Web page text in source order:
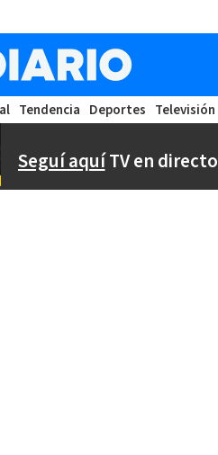
Tendencia Deportes Televisión
Seguí aquíTV en directo